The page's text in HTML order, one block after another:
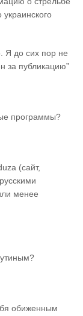
Я до сих пор не
за публикацию”
программы?
(сайт,
менее
обиженным